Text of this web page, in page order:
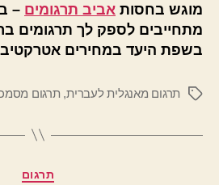
מוגש בחסות אביב תרגומים –
מתחייבים לספק לך תרגומים
בשפת היעד במחירים
תגיותתרגום מאנגלית לעברית, תרגום
תרגום